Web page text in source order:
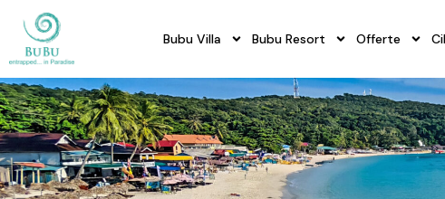
Bubu Villa Bubu Resort Offerte